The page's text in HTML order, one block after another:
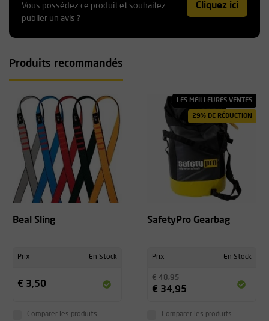
Vous possédez ce produit et souhaitez
publier un avis ?
Cliquez ici
Produits recommandés
Beal Sling
Prix En Stock
€ 3,50
Comparer les produits
LES MEILLEURES VENTES
29% DE RÉDUCTION
SafetyPro Gearbag
Prix En Stock
€ 48,95
€ 34,95
Comparer les produits